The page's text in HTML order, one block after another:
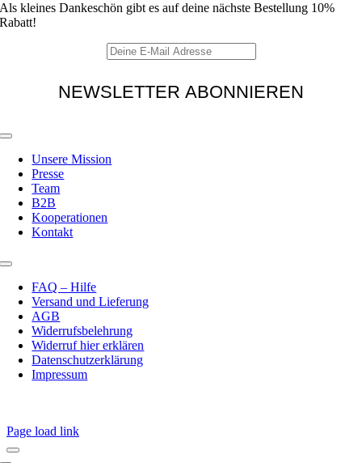
Als kleines Dankeschön gibt es auf deine nächste Bestellung 10%
Rabatt!
Toggle
NavigationUnsere Mission
Presse
Team
B2B
Kooperationen
Kontakt
Toggle
NavigationFAQ – Hilfe
Versand und Lieferung
AGB
Widerrufsbelehrung
Widerruf hier erklären
Datenschutzerklärung
Impressum
Page load link